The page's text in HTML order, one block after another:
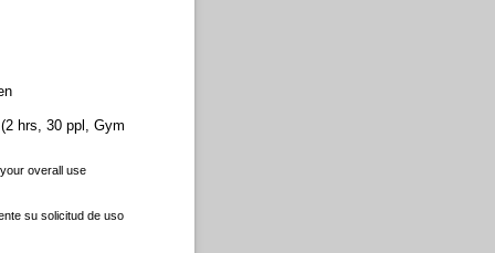
hrs, 30 ppl, Gym
overall use
su solicitud de uso